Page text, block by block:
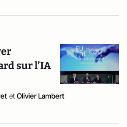
sur l’IA
et Olivier Lambert